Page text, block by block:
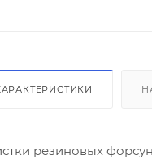
резиновых